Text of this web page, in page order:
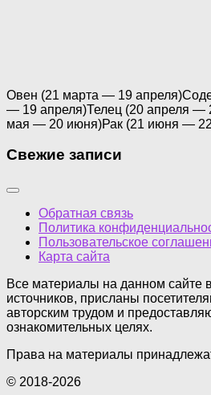
Овен (21 марта — 19
— 19 апреля)Телец (20 апреля —
мая — 20 июня)Рак (21 июня — 22
Свежие записи
Обратная связь
Политика
Пользовательское
Карта сайта
Все материалы на данном сайте
источников, присланы
авторским трудом и
ознакомительных целях.
Права на материалы
© 2018-2026